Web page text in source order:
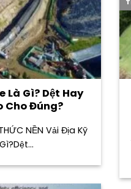
Là Gì? Dệt Hay
Cho Đúng?
NỀN Vải Địa Kỹ